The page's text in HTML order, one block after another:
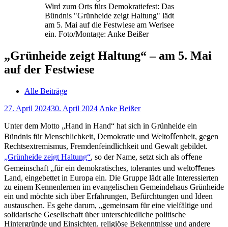
Wird zum Orts fürs Demokratiefest: Das
Bündnis "Grünheide zeigt Haltung" lädt
am 5. Mai auf die Festwiese am Werlsee
ein. Foto/Montage: Anke Beißer
„Grünheide zeigt Haltung“ – am 5. Mai
auf der Festwiese
Alle Beiträge
27. April 202430. April 2024 Anke Beißer
Unter dem Motto „Hand in Hand“ hat sich in Grünheide ein
Bündnis für Menschlichkeit, Demokratie und Weltoﬀenheit, gegen
Rechtsextremismus, Fremdenfeindlichkeit und Gewalt gebildet.
„Grünheide zeigt Haltung“, so der Name, setzt sich als oﬀene
Gemeinschaft „für ein demokratisches, tolerantes und weltoﬀenes
Land, eingebettet in Europa ein. Die Gruppe lädt alle Interessierten
zu einem Kennenlernen im evangelischen Gemeindehaus Grünheide
ein und möchte sich über Erfahrungen, Befürchtungen und Ideen
austauschen. Es gehe darum, „gemeinsam für eine vielfältige und
solidarische Gesellschaft über unterschiedliche politische
Hintergründe und Einsichten, religiöse Bekenntnisse und andere